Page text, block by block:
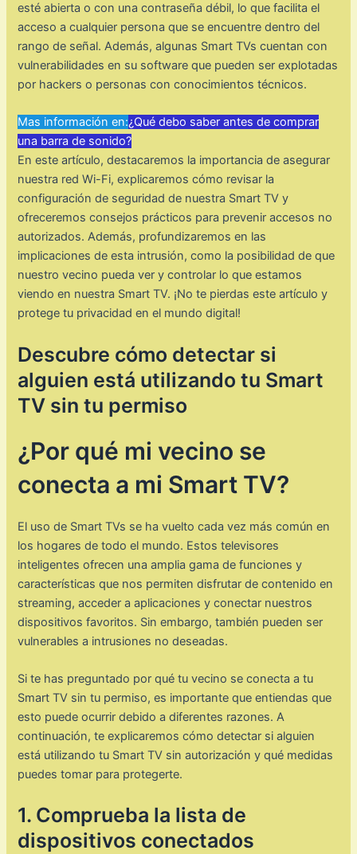
esté abierta o con una contraseña débil, lo que facilita el
acceso a cualquier persona que se encuentre dentro del
rango de señal. Además, algunas Smart TVs cuentan con
vulnerabilidades en su software que pueden ser explotadas
por hackers o personas con conocimientos técnicos.
Mas información en:¿Qué debo saber antes de comprar
una barra de sonido?
En este artículo, destacaremos la importancia de asegurar
nuestra red Wi-Fi, explicaremos cómo revisar la
configuración de seguridad de nuestra Smart TV y
ofreceremos consejos prácticos para prevenir accesos no
autorizados. Además, profundizaremos en las
implicaciones de esta intrusión, como la posibilidad de que
nuestro vecino pueda ver y controlar lo que estamos
viendo en nuestra Smart TV. ¡No te pierdas este artículo y
protege tu privacidad en el mundo digital!
Descubre cómo detectar si
alguien está utilizando tu Smart
TV sin tu permiso
¿Por qué mi vecino se
conecta a mi Smart TV?
El uso de Smart TVs se ha vuelto cada vez más común en
los hogares de todo el mundo. Estos televisores
inteligentes ofrecen una amplia gama de funciones y
características que nos permiten disfrutar de contenido en
streaming, acceder a aplicaciones y conectar nuestros
dispositivos favoritos. Sin embargo, también pueden ser
vulnerables a intrusiones no deseadas.
Si te has preguntado por qué tu vecino se conecta a tu
Smart TV sin tu permiso, es importante que entiendas que
esto puede ocurrir debido a diferentes razones. A
continuación, te explicaremos cómo detectar si alguien
está utilizando tu Smart TV sin autorización y qué medidas
puedes tomar para protegerte.
1. Comprueba la lista de
dispositivos conectados